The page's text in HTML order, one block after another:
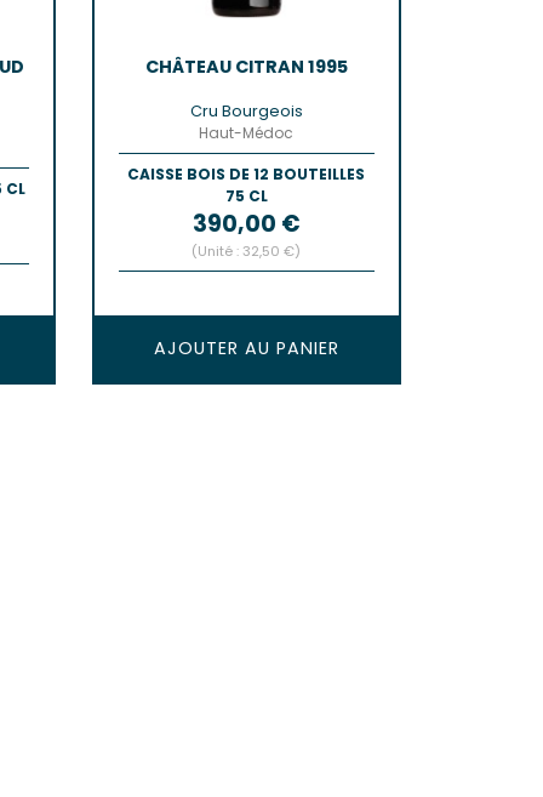
CL
CHÂTEAU CITRAN 1995
Cru Bourgeois
Haut-Médoc
CAISSE BOIS DE 12 BOUTEILLES
75 CL
Prix
390,00 €
(Unité : 32,50 €)
AJOUTER AU PANIER